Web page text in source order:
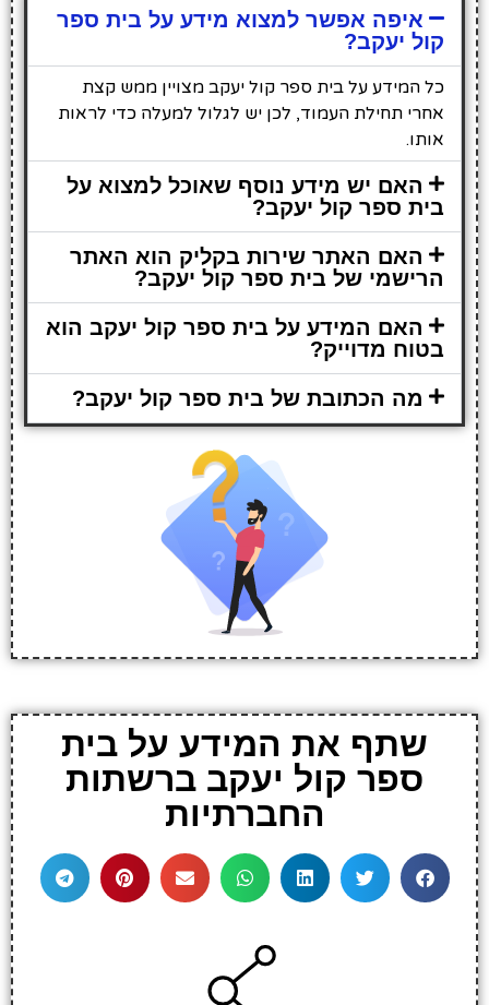
איפה אפשר למצוא מידע על בית ספר
קול יעקב?
כל המידע על בית ספר קול יעקב מצויין ממש קצת
אחרי תחילת העמוד, לכן יש לגלול למעלה כדי לראות
אותו.
האם יש מידע נוסף שאוכל למצוא על
בית ספר קול יעקב?
האם האתר שירות בקליק הוא האתר
הרישמי של בית ספר קול יעקב?
האם המידע על בית ספר קול יעקב הוא
בטוח מדוייק?
מה הכתובת של בית ספר קול יעקב?
שתף את המידע על בית
ספר קול יעקב ברשתות
החברתיות